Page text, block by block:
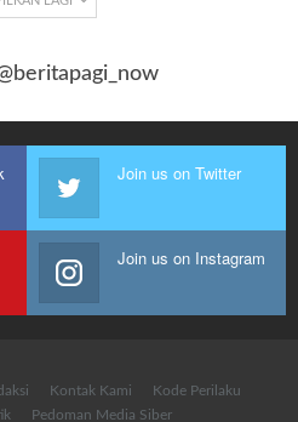
Join us on Twitter
Join us on Instagram
Kontak Kami
Kode Perilaku
Pedoman Media Siber